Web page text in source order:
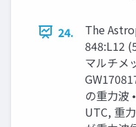
24.
The
848:L12
マルチメ
の重力波
UTC, 重